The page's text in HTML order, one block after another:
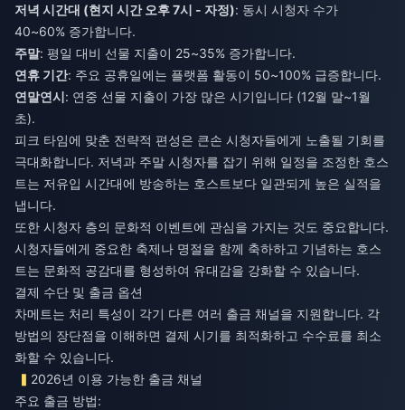
저녁 시간대 (현지 시간 오후 7시 - 자정): 동시 시청자 수가
40~60% 증가합니다.
주말: 평일 대비 선물 지출이 25~35% 증가합니다.
연휴 기간: 주요 공휴일에는 플랫폼 활동이 50~100% 급증합니다.
연말연시: 연중 선물 지출이 가장 많은 시기입니다 (12월 말~1월
초).
피크 타임에 맞춘 전략적 편성은 큰손 시청자들에게 노출될 기회를
극대화합니다. 저녁과 주말 시청자를 잡기 위해 일정을 조정한 호스
트는 저유입 시간대에 방송하는 호스트보다 일관되게 높은 실적을
냅니다.
또한 시청자 층의 문화적 이벤트에 관심을 가지는 것도 중요합니다.
시청자들에게 중요한 축제나 명절을 함께 축하하고 기념하는 호스
트는 문화적 공감대를 형성하여 유대감을 강화할 수 있습니다.
결제 수단 및 출금 옵션
차메트는 처리 특성이 각기 다른 여러 출금 채널을 지원합니다. 각
방법의 장단점을 이해하면 결제 시기를 최적화하고 수수료를 최소
화할 수 있습니다.
2026년 이용 가능한 출금 채널
주요 출금 방법: